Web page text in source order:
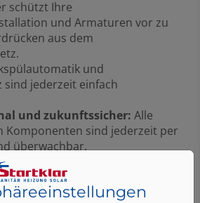
schützt Ihre
und Armaturen vor zu
aus dem
und
sind jederzeit einfach
und zukunftssicher: Alle
Komponenten sind jederzeit per
überwachbar.
Falle einer Undichtigkeit wird die
in Verbindung mit dem
automatisch abgesperrt.